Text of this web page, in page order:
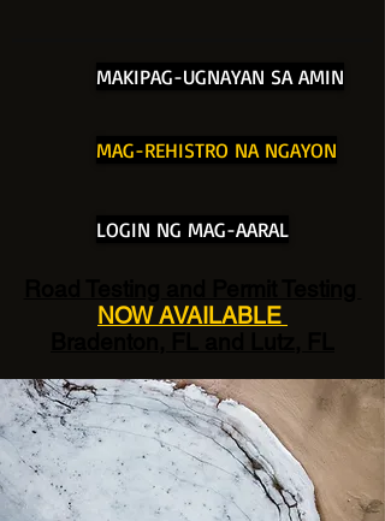
MAKIPAG-UGNAYAN SA AMIN
MAG-REHISTRO NA NGAYON
LOGIN NG MAG-AARAL
NOW AVAILABLE